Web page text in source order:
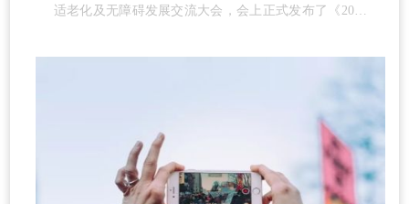
适老化及无障碍发展交流大会，会上正式发布了《2022